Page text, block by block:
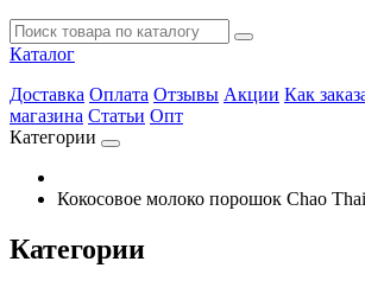
Каталог
Доставка Оплата Отзывы Акции Как
магазина Статьи Опт
Категории
Кокосовое молоко порошок Chao
Категории